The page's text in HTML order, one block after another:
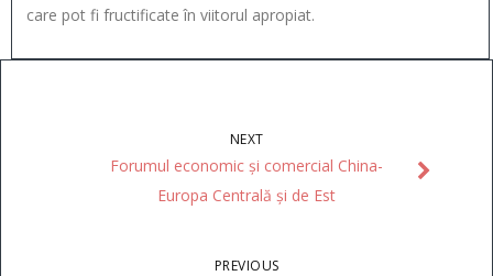
care pot fi fructificate în viitorul apropiat.
NEXT
Forumul economic şi comercial China-
Europa Centrală şi de Est
PREVIOUS